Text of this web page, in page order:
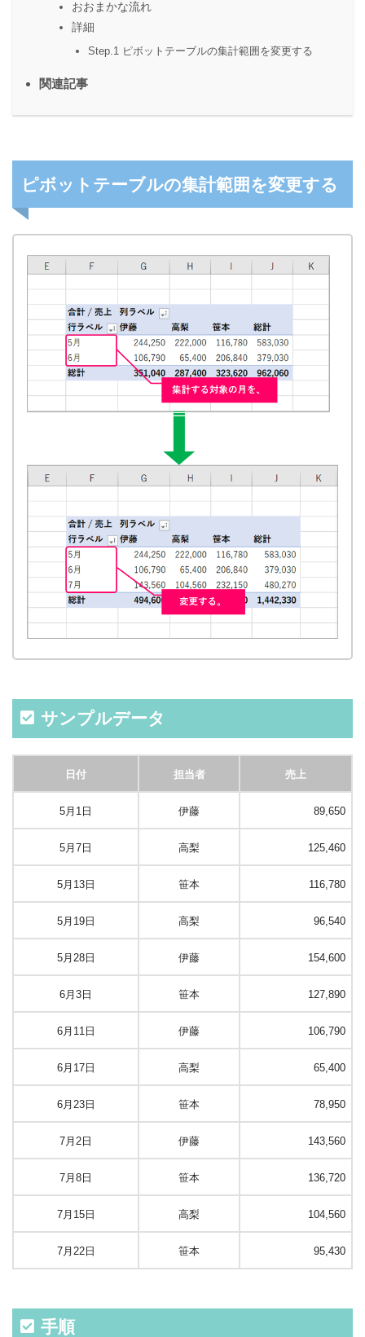
おおまかな流れ
詳細
Step.1 ピボットテーブルの集計範囲を変更する
関連記事
ピボットテーブルの集計範囲を変更する
サンプルデータ
日付 担当者 売上
5月1日 伊藤 89,650
5月7日 高梨 125,460
5月13日 笹本 116,780
5月19日 高梨 96,540
5月28日 伊藤 154,600
6月3日 笹本 127,890
6月11日 伊藤 106,790
6月17日 高梨 65,400
6月23日 笹本 78,950
7月2日 伊藤 143,560
7月8日 笹本 136,720
7月15日 高梨 104,560
7月22日 笹本 95,430
手順